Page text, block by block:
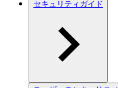
セキュリティガイド